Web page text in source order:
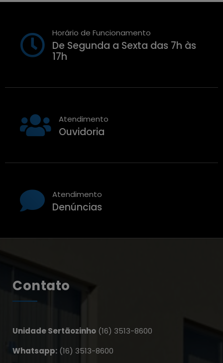
Horário de Funcionamento
De Segunda a Sexta das 7h às
17h
Atendimento
Ouvidoria
Atendimento
Denúncias
Contato
Unidade Sertãozinho (16) 3513-8600
Whatsapp: (16) 3513-8600